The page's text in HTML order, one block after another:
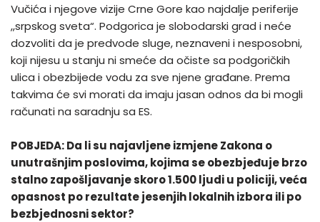
Vučića i njegove vizije Crne Gore kao najdalje periferije
,,srpskog sveta“. Podgorica je slobodarski grad i neće
dozvoliti da je predvode sluge, neznaveni i nesposobni,
koji nijesu u stanju ni smeće da očiste sa podgoričkih
ulica i obezbijede vodu za sve njene građane. Prema
takvima će svi morati da imaju jasan odnos da bi mogli
računati na saradnju sa ES.
POBJEDA: Da li su najavljene izmjene Zakona o
unutrašnjim poslovima, kojima se obezbjeđuje brzo
stalno zapošljavanje skoro 1.500 ljudi u policiji, veća
opasnost po rezultate jesenjih lokalnih izbora ili po
bezbjednosni sektor?